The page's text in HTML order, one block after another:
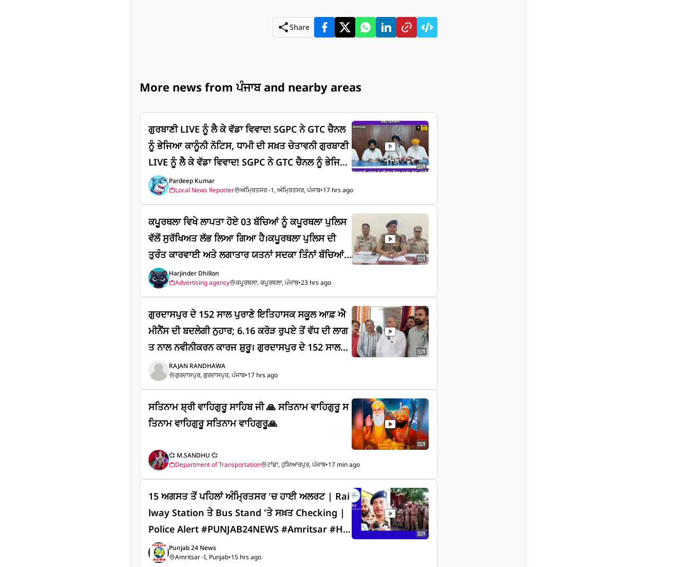
Share
More news from ਪੰਜਾਬ and nearby areas
ਗੁਰਬਾਣੀ LIVE ਨੂੰ ਲੈ ਕੇ ਵੱਡਾ ਵਿਵਾਦ! SGPC ਨੇ GTC ਚੈਨਲ
ਨੂੰ ਭੇਜਿਆ ਕਾਨੂੰਨੀ ਨੋਟਿਸ, ਧਾਮੀ ਦੀ ਸਖ਼ਤ ਚੇਤਾਵਨੀ ਗੁਰਬਾਣੀ
LIVE ਨੂੰ ਲੈ ਕੇ ਵੱਡਾ ਵਿਵਾਦ! SGPC ਨੇ GTC ਚੈਨਲ ਨੂੰ ਭੇਜਿਆ
ਕਾਨੂੰਨੀ ਨੋਟਿਸ, ਧਾਮੀ ਦੀ ਸਖ਼ਤ ਚੇਤਾਵਨੀ "ਗੁਰਬਾਣੀ ਪ੍ਰਸਾਰਣ
ਦੇ ਅਧਿਕਾਰ ਸਿਰਫ਼ SGPC ਕੋਲ"—ਧਾਮੀ ਦਾ ਵੱਡਾ ਬਿਆਨ, G
1
Pardeep Kumar
Local News Reporter
ਅੰਮ੍ਰਿਤਸਰ -1, ਅੰਮ੍ਰਿਤਸਰ, ਪੰਜਾਬ•17 hrs ago
ਕਪੂਰਥਲਾ ਵਿਖੇ ਲਾਪਤਾ ਹੋਏ 03 ਬੱਚਿਆਂ ਨੂੰ ਕਪੂਰਥਲਾ ਪੁਲਿਸ
ਵੱਲੋਂ ਸੁਰੱਖਿਅਤ ਲੱਭ ਲਿਆ ਗਿਆ ਹੈ।ਕਪੂਰਥਲਾ ਪੁਲਿਸ ਦੀ
ਤੁਰੰਤ ਕਾਰਵਾਈ ਅਤੇ ਲਗਾਤਾਰ ਯਤਨਾਂ ਸਦਕਾ ਤਿੰਨਾਂ ਬੱਚਿਆਂ
ਨੂੰ ਸੁਰੱਖਿਅਤ ਬਰਾਮਦ ਕਰਕੇ ਉਨ੍ਹਾਂ ਦੇ ਵਾਰਸਾਂ ਦੇ ਹਵਾਲੇ ਕਰ
ਦਿੱਤਾ ਗਿਆ ਹੈ।
1
Harjinder Dhillon
Advertising agency
ਕਪੂਰਥਲਾ, ਕਪੂਰਥਲਾ, ਪੰਜਾਬ•23 hrs ago
ਗੁਰਦਾਸਪੁਰ ਦੇ 152 ਸਾਲ ਪੁਰਾਣੇ ਇਤਿਹਾਸਕ ਸਕੂਲ ਆਫ਼ ਐ
ਮੀਨੈਂਸ ਦੀ ਬਦਲੇਗੀ ਨੁਹਾਰ; 6.16 ਕਰੋੜ ਰੁਪਏ ਤੋਂ ਵੱਧ ਦੀ ਲਾਗ
ਤ ਨਾਲ ਨਵੀਨੀਕਰਨ ਕਾਰਜ ਸ਼ੁਰੂ। ਗੁਰਦਾਸਪੁਰ ਦੇ 152 ਸਾਲ
ਪੁਰਾਣੇ ਇਤਿਹਾਸਕ ਸਕੂਲ ਆਫ਼ ਐਮੀਨੈਂਸ ਦੀ ਬਦਲੇਗੀ ਨੁਹਾਰ;
6.16 ਕਰੋੜ ਰੁਪਏ ਤੋਂ ਵੱਧ ਦੀ ਲਾਗਤ ਨਾਲ ਨਵੀਨੀਕਰਨ ਕਾਰਜ
1
RAJAN RANDHAWA
ਗੁਰਦਾਸਪੁਰ, ਗੁਰਦਾਸਪੁਰ, ਪੰਜਾਬ•17 hrs ago
ਸਤਿਨਾਮ ਸ਼੍ਰੀ ਵਾਹਿਗੁਰੂ ਸਾਹਿਬ ਜੀ 🙏 ਸਤਿਨਾਮ ਵਾਹਿਗੁਰੂ ਸ
ਤਿਨਾਮ ਵਾਹਿਗੁਰੂ ਸਤਿਨਾਮ ਵਾਹਿਗੁਰੂ🙏
1
💞 M.SANDHU 💞
Department of Transportation
ਟਾਂਡਾ, ਹੁਸ਼ਿਆਰਪੁਰ, ਪੰਜਾਬ•17 min ago
15 ਅਗਸਤ ਤੋਂ ਪਹਿਲਾਂ ਅੰਮ੍ਰਿਤਸਰ 'ਚ ਹਾਈ ਅਲਰਟ | Rai
lway Station ਤੇ Bus Stand 'ਤੇ ਸਖ਼ਤ Checking |
Police Alert #PUNJAB24NEWS #Amritsar #Hig
hAlert #PunjabPolice #IndependenceDay
1
Punjab 24 News
Amritsar -I, Punjab•15 hrs ago